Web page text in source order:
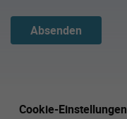
Absenden
Cookie-Einstellungen